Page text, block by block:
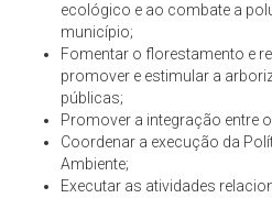
ecológico e ao combate a
município;
Fomentar o florestamento e
promover e estimular a
públicas;
Promover a integração entre
Coordenar a execução da
Ambiente;
Executar as atividades